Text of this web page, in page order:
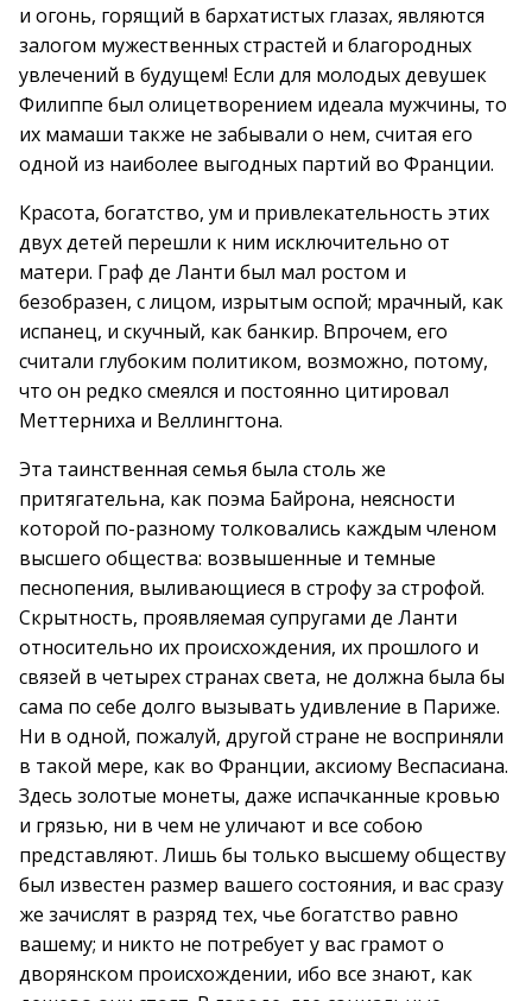
и огонь, горящий в бархатистых глазах, являются
залогом мужественных страстей и благородных
увлечений в будущем! Если для молодых девушек
Филиппе был олицетворением идеала мужчины, то
их мамаши также не забывали о нем, считая его
одной из наиболее выгодных партий во Франции.
Красота, богатство, ум и привлекательность этих
двух детей перешли к ним исключительно от
матери. Граф де Ланти был мал ростом и
безобразен, с лицом, изрытым оспой; мрачный, как
испанец, и скучный, как банкир. Впрочем, его
считали глубоким политиком, возможно, потому,
что он редко смеялся и постоянно цитировал
Меттерниха и Веллингтона.
Эта таинственная семья была столь же
притягательна, как поэма Байрона, неясности
которой по-разному толковались каждым членом
высшего общества: возвышенные и темные
песнопения, выливающиеся в строфу за строфой.
Скрытность, проявляемая супругами де Ланти
относительно их происхождения, их прошлого и
связей в четырех странах света, не должна была бы
сама по себе долго вызывать удивление в Париже.
Ни в одной, пожалуй, другой стране не восприняли
в такой мере, как во Франции, аксиому Веспасиана.
Здесь золотые монеты, даже испачканные кровью
и грязью, ни в чем не уличают и все собою
представляют. Лишь бы только высшему обществу
был известен размер вашего состояния, и вас сразу
же зачислят в разряд тех, чье богатство равно
вашему; и никто не потребует у вас грамот о
дворянском происхождении, ибо все знают, как